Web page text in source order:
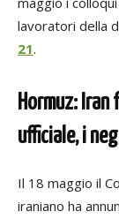
lavoratori della
21.
Hormuz: Iran
ufficiale, i
Il 18 maggio il
iraniano ha